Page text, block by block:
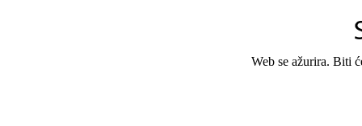
Web se ažurira. Biti